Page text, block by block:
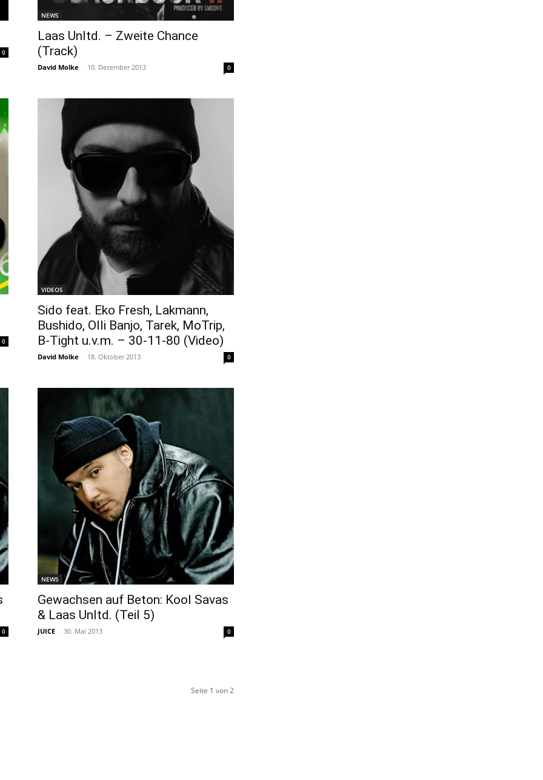
0
NEWS
Laas Unltd. – Zweite Chance
(Track)
David Molke - 10. Dezember 2013 0
0
VIDEOS
Sido feat. Eko Fresh, Lakmann,
Bushido, Olli Banjo, Tarek, MoTrip,
B-Tight u.v.m. – 30-11-80 (Video)
David Molke - 18. Oktober 2013 0
0
NEWS
Gewachsen auf Beton: Kool Savas
& Laas Unltd. (Teil 5)
JUICE - 30. Mai 2013 0
Seite 1 von 2